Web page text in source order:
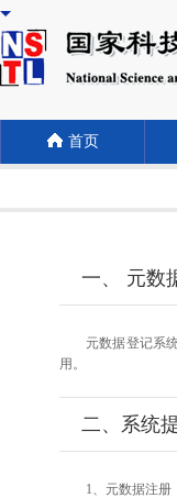
首页
一、 元数
元数据登记系
用。
二、系统
1、元数据注册